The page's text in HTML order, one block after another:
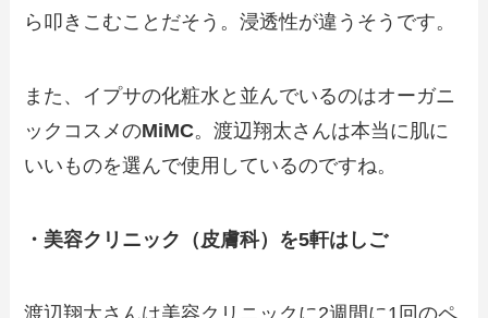
ら叩きこむことだそう。浸透性が違うそうです。
また、イプサの化粧水と並んでいるのはオーガニ
ックコスメのMiMC。渡辺翔太さんは本当に肌に
いいものを選んで使用しているのですね。
・美容クリニック（皮膚科）を5軒はしご
渡辺翔太さんは美容クリニックに2週間に1回のペ